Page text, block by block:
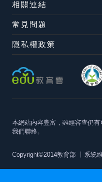
相關連結
常見問題
隱私權政策
本網站內容豐富，雖經審查仍有
我們聯絡。
Copyright©2014教育部 丨系統